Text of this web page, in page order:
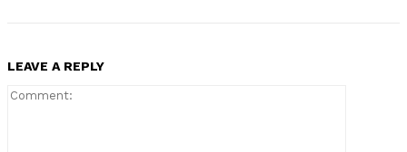
LEAVE A REPLY